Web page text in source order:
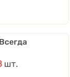
количества
шт.